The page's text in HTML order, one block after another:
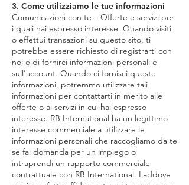
3. Come utilizziamo le tue informazioni
Comunicazioni con te – Offerte e servizi per
i quali hai espresso interesse. Quando visiti
o effettui transazioni su questo sito, ti
potrebbe essere richiesto di registrarti con
noi o di fornirci informazioni personali e
sull'account. Quando ci fornisci queste
informazioni, potremmo utilizzare tali
informazioni per contattarti in merito alle
offerte o ai servizi in cui hai espresso
interesse. RB International ha un legittimo
interesse commerciale a utilizzare le
informazioni personali che raccogliamo da te
se fai domanda per un impiego o
intraprendi un rapporto commerciale
contrattuale con RB International. Laddove